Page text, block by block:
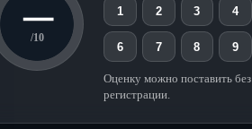
—
/10
1 2 3 4
6 7 8 9
Оценку можно поставить без
регистрации.